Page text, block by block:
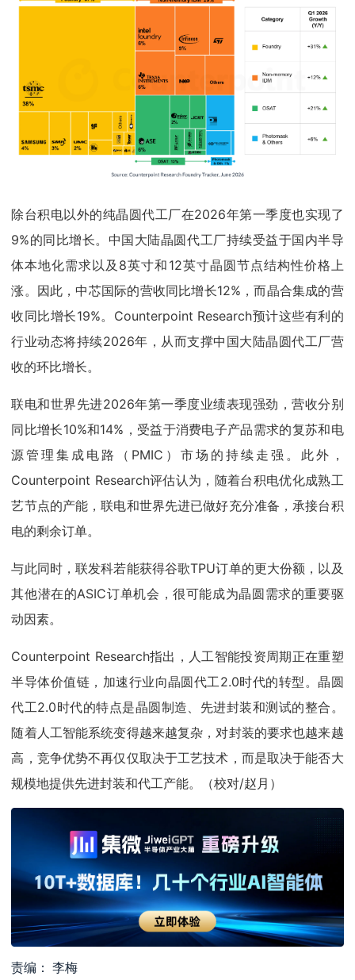
除台积电以外的纯晶圆代工厂在2026年第一季度也实现了
9%的同比增长。中国大陆晶圆代工厂持续受益于国内半导
体本地化需求以及8英寸和12英寸晶圆节点结构性价格上
涨。因此，中芯国际的营收同比增长12%，而晶合集成的营
收同比增长19%。Counterpoint Research预计这些有利的
行业动态将持续2026年，从而支撑中国大陆晶圆代工厂营
收的环比增长。
联电和世界先进2026年第一季度业绩表现强劲，营收分别
同比增长10%和14%，受益于消费电子产品需求的复苏和电
源管理集成电路（PMIC）市场的持续走强。此外，
Counterpoint Research评估认为，随着台积电优化成熟工
艺节点的产能，联电和世界先进已做好充分准备，承接台积
电的剩余订单。
与此同时，联发科若能获得谷歌TPU订单的更大份额，以及
其他潜在的ASIC订单机会，很可能成为晶圆需求的重要驱
动因素。
Counterpoint Research指出，人工智能投资周期正在重塑
半导体价值链，加速行业向晶圆代工2.0时代的转型。晶圆
代工2.0时代的特点是晶圆制造、先进封装和测试的整合。
随着人工智能系统变得越来越复杂，对封装的要求也越来越
高，竞争优势不再仅仅取决于工艺技术，而是取决于能否大
规模地提供先进封装和代工产能。（校对/赵月）
责编： 李梅